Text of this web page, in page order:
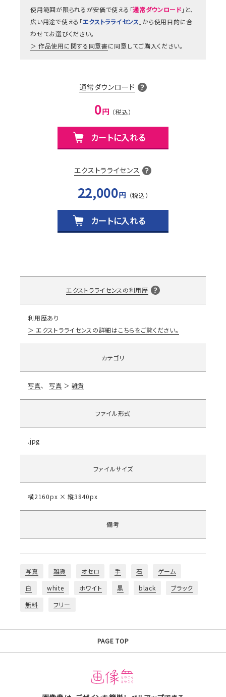
使用範囲が限られるが安価で使える「通常ダウンロード 」と、
広い用途で使える「エクストラライセンス 」から使用目的に合
わせてお選びください。
作品使用に関する同意書に同意してご購入ください。
通常ダウンロード
0円
カートに入れる
エクストラライセンス
22,000円
カートに入れる
エクストラライセンスの利用歴
利用歴あり
エクストラライセンスの詳細はこちらをご覧ください。
カテゴリ
写真 写真 雑貨
ファイル形式
.jpg
ファイルサイズ
横2160px × 縦3840px
備考
写真 雑貨 オセロ 手 石
ゲーム
白
white ホワイト 黒 black
ブラック
無料
フリー
PAGE TOP